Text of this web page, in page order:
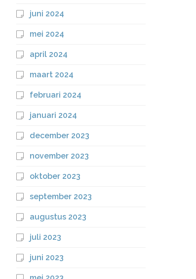
juni 2024
mei 2024
april 2024
maart 2024
februari 2024
januari 2024
december 2023
november 2023
oktober 2023
september 2023
augustus 2023
juli 2023
juni 2023